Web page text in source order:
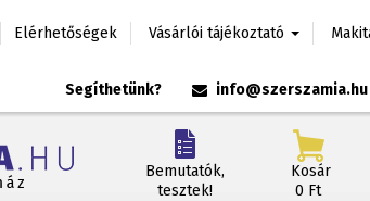
Elérhetőségek Vásárlói tájékoztató
Segíthetünk? info@szerszamia.hu
Bemutatók,
tesztek!
Kosár
0 Ft